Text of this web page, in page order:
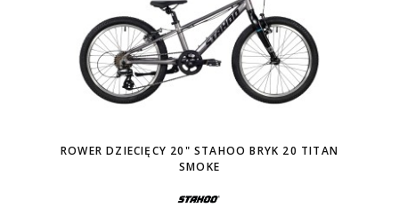
ROWER DZIECIĘCY 20" STAHOO BRYK 20 TITAN
SMOKE